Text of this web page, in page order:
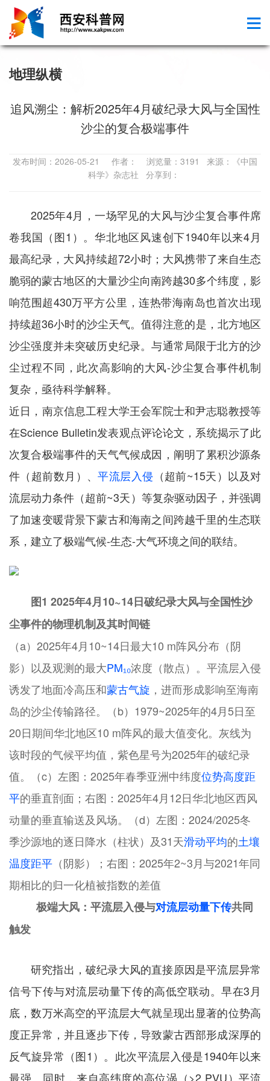
地理纵横
追风溯尘：解析2025年4月破纪录大风与全国性
沙尘的复合极端事件
发布时间：2026-05-21 作者： 浏览量：3191 来源：《中国
科学》杂志社 分享到：
2025年4月，一场罕见的大风与沙尘复合事件席
卷我国（图1）。华北地区风速创下1940年以来4月
最高纪录，大风持续超72小时；大风携带了来自生态
脆弱的蒙古地区的大量沙尘向南跨越30多个纬度，影
响范围超430万平方公里，连热带海南岛也首次出现
持续超36小时的沙尘天气。值得注意的是，北方地区
沙尘强度并未突破历史纪录。与通常局限于北方的沙
尘过程不同，此次高影响的大风-沙尘复合事件机制
复杂，亟待科学解释。
近日，南京信息工程大学王会军院士和尹志聪教授等
在Science Bulletin发表观点评论论文，系统揭示了此
次复合极端事件的天气气候成因，阐明了累积沙源条
件（超前数月）、平流层入侵 （超前~15天）以及对
流层动力条件（超前~3天）等复杂驱动因子，并强调
了加速变暖背景下蒙古和海南之间跨越千里的生态联
系，建立了极端气候-生态-大气环境之间的联结。
图1 2025年4月10~14日破纪录大风与全国性沙
尘事件的物理机制及其时间链
（a）2025年4月10~14日最大10 m阵风分布（阴
影）以及观测的最大PM₁₀浓度（散点）。平流层入侵
诱发了地面冷高压和蒙古气旋 ，进而形成影响至海南
岛的沙尘传输路径。（b）1979~2025年的4月5日至
20日期间华北地区10 m阵风的最大值变化。灰线为
该时段的气候平均值，紫色星号为2025年的破纪录
值。（c）左图：2025年春季亚洲中纬度位势高度距
平的垂直剖面；右图：2025年4月12日华北地区西风
动量的垂直输送及风场。（d）左图：2024/2025冬
季沙源地的逐日降水（柱状）及31天滑动平均的土壤
温度距平 （阴影）；右图：2025年2~3月与2021年同
期相比的归一化植被指数的差值
极端大风：平流层入侵与对流层动量下传共同
触发
研究指出，破纪录大风的直接原因是平流层异常
信号下传与对流层动量下传的高低空联动。早在3月
底，数万米高空的平流层大气就呈现出显著的位势高
度正异常，并且逐步下传，导致蒙古西部形成深厚的
反气旋异常（图1）。此次平流层入侵是1940年以来
最强。同时，来自高纬度的高位涡（>2 PVU）平流